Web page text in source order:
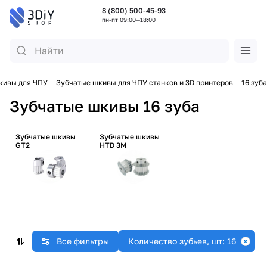
8 (800) 500-45-93
пн-пт 09:00—18:00
для ЧПУ Зубчатые шкивы для ЧПУ станков и 3D принтеров 16 зуба
Зубчатые шкивы 16 зуба
Зубчатые шкивы
GT2
Зубчатые шкивы
HTD 3M
Все фильтры Количество зубьев, шт: 16